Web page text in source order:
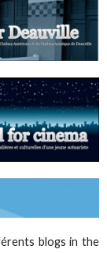
blogs in the